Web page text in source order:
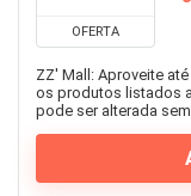
OFERTA
ZZ' Mall: Aproveite
os produtos listados
pode ser alterada